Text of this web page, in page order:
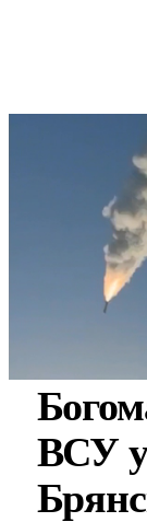
ВСУ